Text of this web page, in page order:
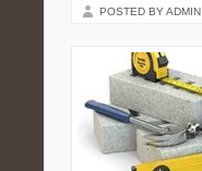
POSTED BY ADMIN